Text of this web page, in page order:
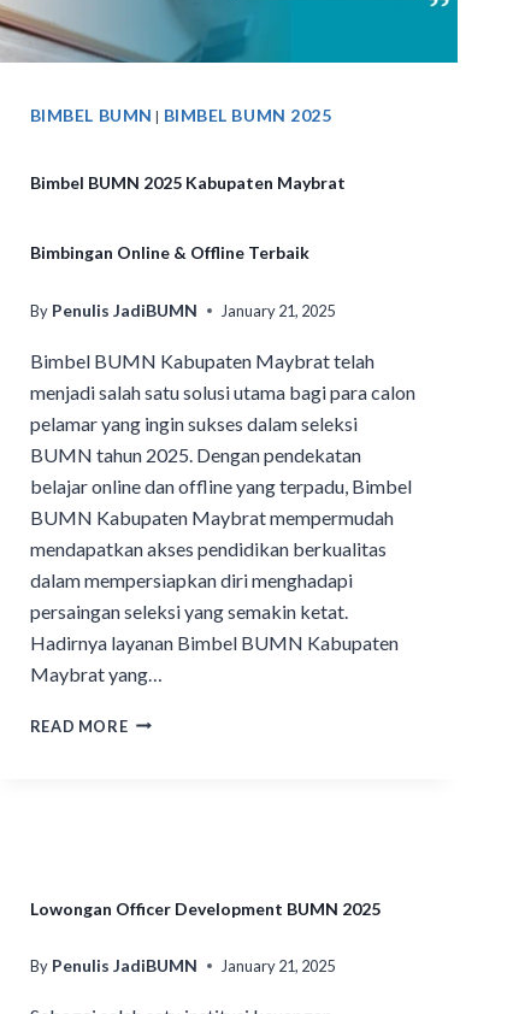
BIMBEL BUMN BIMBEL BUMN 2025
Bimbel BUMN 2025 Kabupaten Maybrat
Bimbingan Online & Offline Terbaik
By Penulis JadiBUMN January 21, 2025
Bimbel BUMN Kabupaten Maybrat telah
menjadi salah satu solusi utama bagi para calon
pelamar yang ingin sukses dalam seleksi
BUMN tahun 2025. Dengan pendekatan
belajar online dan offline yang terpadu, Bimbel
BUMN Kabupaten Maybrat mempermudah
mendapatkan akses pendidikan berkualitas
dalam mempersiapkan diri menghadapi
persaingan seleksi yang semakin ketat.
Hadirnya layanan Bimbel BUMN Kabupaten
Maybrat yang…
READ MORE
Lowongan Officer Development BUMN 2025
By Penulis JadiBUMN January 21, 2025